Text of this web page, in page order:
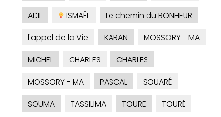
ADIL
ISMAËL
Le chemin du BONHEUR
l'appel de la Vie
KARAN
MOSSORY - MA
MICHEL
CHARLES
CHARLES
MOSSORY - MA
PASCAL
SOUARÉ
SOUMA
TASSILIMA TOURE
TOURÉ